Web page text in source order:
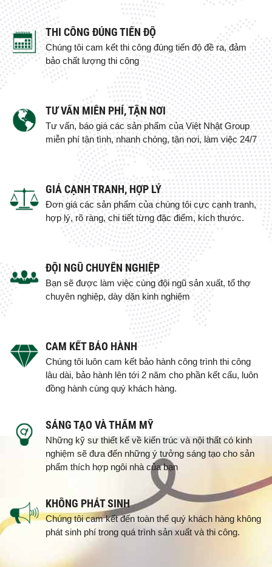
THI CÔNG ĐÚNG TIẾN ĐỘ
Chúng tôi cam kết thi công đúng tiến độ đề ra, đảm
bảo chất lượng thi công
TƯ VẤN MIỄN PHÍ, TẬN NƠI
Tư vấn, báo giá các sản phẩm của Việt Nhật Group
miễn phí tận tình, nhanh chóng, tận nơi, làm việc 24/7
GIÁ CẠNH TRANH, HỢP LÝ
Đơn giá các sản phẩm của chúng tôi cực cạnh tranh,
hợp lý, rõ ràng, chi tiết từng đặc điểm, kích thước.
ĐỘI NGŨ CHUYÊN NGHIỆP
Bạn sẽ được làm việc cùng đội ngũ sản xuất, tổ thợ
chuyên nghiệp, dày dặn kinh nghiệm
CAM KẾT BẢO HÀNH
Chúng tôi luôn cam kết bảo hành công trình thi công
lâu dài, bảo hành lên tới 2 năm cho phần kết cấu, luôn
đồng hành cùng quý khách hàng.
SÁNG TẠO VÀ THẨM MỸ
Những kỹ sư thiết kế về kiến trúc và nội thất có kinh
nghiệm sẽ đưa đến những ý tưởng sáng tạo cho sản
phẩm thích hợp ngôi nhà của bạn
KHÔNG PHÁT SINH
Chúng tôi cam kết đến toàn thể quý khách hàng không
phát sinh phí trong quá trình sản xuất và thi công.